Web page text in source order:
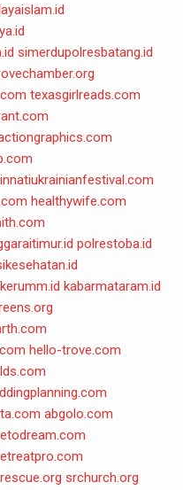
simerdupolresbatang.id
texasgirlreads.com
healthywife.com
polrestoba.id
kabarmataram.id
hello-trove.com
abgolo.com
srchurch.org